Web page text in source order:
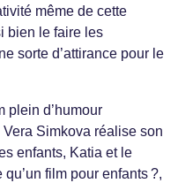
même de cette
bien le faire les
sorte d’attirance pour le
plein d’humour
Simkova réalise son
enfants, Katia et le
film pour enfants ?,